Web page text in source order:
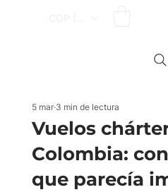
Vuelos
Colombia:
que parecía
5 mar 3 min de lectura